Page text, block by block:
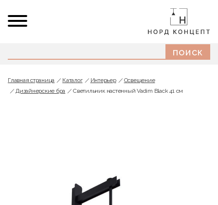
Главная страница Каталог Интерьер
Освещение
Дизайнерские бра
Светильник настенный Vadim Black 41 см